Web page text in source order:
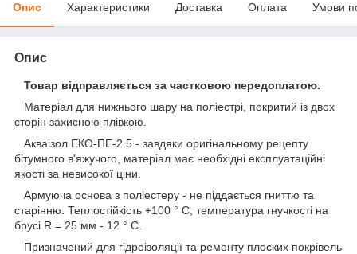
Опис Характеристики Доставка Оплата Умови
Опис
Товар відправляється за частковою передоплатою.
Матеріал для нижнього шару на поліестрі, покритий із двох
сторін захисною плівкою.
Акваізол ЕКО-ПЕ-2.5 - завдяки оригінальному рецепту
бітумного в'яжучого, матеріал має необхідні експлуатаційні
якості за невисокої ціни.
Армуюча основа з поліестеру - не піддається гниттю та
старінню. Теплостійкість +100 ° С, температура гнучкості на
брусі R = 25 мм - 12 ° С.
Призначений для гідроізоляції та ремонту плоских покрівель